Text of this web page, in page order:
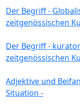
Der Begriff -
zeitgenössischen
Der Begriff -
zeitgenössischen
Adjektive und
Situation -